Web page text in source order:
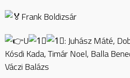
Frank Boldizsár
U
: Juhász Máté,
Kósdi Kada, Timár Noel, Balla
Váczi Balázs